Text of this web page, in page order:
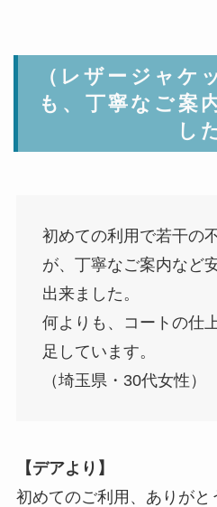
（レザージャケ
も、丁寧なご案
し
初めての利用で若干の
が、丁寧なご案内など
出来ました。
何よりも、コートの仕
足しています。
（埼玉県・30代女性）
【デアより】
初めてのご利用、ありがと